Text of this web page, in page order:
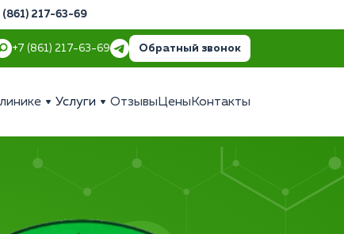
(861) 217-63-69
+7 (861) 217-63-69 Обратный звонок
Услуги Отзывы Цены Контакты